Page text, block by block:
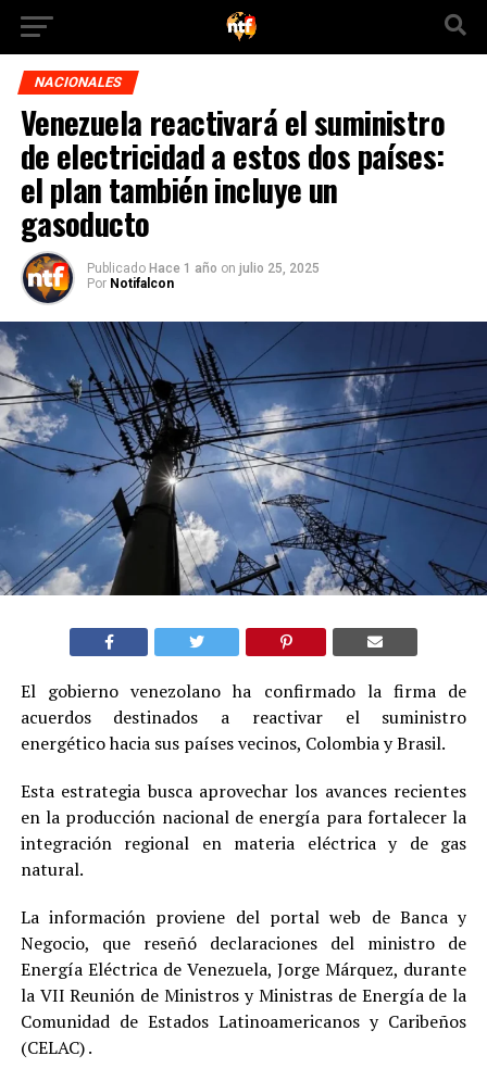
NACIONALES
Venezuela reactivará el suministro
de electricidad a estos dos países:
el plan también incluye un
gasoducto
Publicado Hace 1 año on julio 25, 2025
Por Notifalcon
El gobierno venezolano ha confirmado la firma de
acuerdos destinados a reactivar el suministro
energético hacia sus países vecinos, Colombia y Brasil.
Esta estrategia busca aprovechar los avances recientes
en la producción nacional de energía para fortalecer la
integración regional en materia eléctrica y de gas
natural.
La información proviene del portal web de Banca y
Negocio, que reseñó declaraciones del ministro de
Energía Eléctrica de Venezuela, Jorge Márquez, durante
la VII Reunión de Ministros y Ministras de Energía de la
Comunidad de Estados Latinoamericanos y Caribeños
(CELAC) .